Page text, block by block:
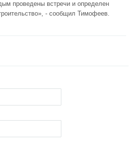
проведены встречи и определен
- сообщил Тимофеев.